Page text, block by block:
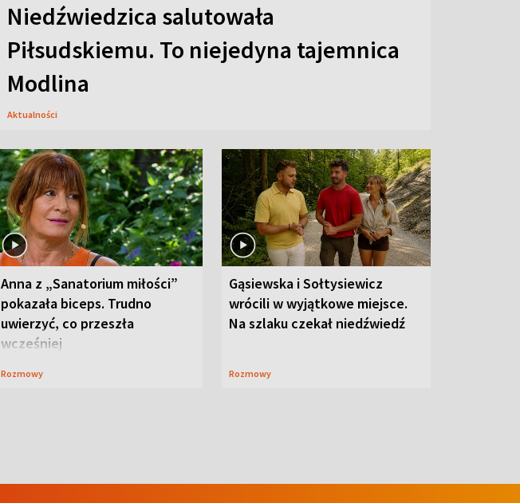
Niedźwiedzica salutowała
Piłsudskiemu. To niejedyna tajemnica
Modlina
Aktualności
Anna z „Sanatorium miłości”
pokazała biceps. Trudno
uwierzyć, co przeszła
wcześniej
Rozmowy
Gąsiewska i Sołtysiewicz
wrócili w wyjątkowe miejsce.
Na szlaku czekał niedźwiedź
Rozmowy